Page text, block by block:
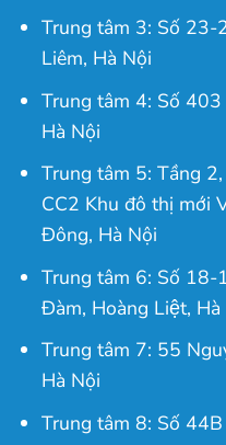
Trung tâm 3: Số 23-
Liêm, Hà Nội
Trung tâm 4: Số 403
Hà Nội
Trung tâm 5: Tầng
CC2 Khu đô thị mới
Đông, Hà Nội
Trung tâm 6: Số 18-
Đàm, Hoàng Liệt, Hà
Trung tâm 7: 55
Hà Nội
Trung tâm 8: Số